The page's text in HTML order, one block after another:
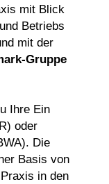
mit Blick
Betriebs
mit der
Gruppe
Ihre Ein
oder
Die
Basis von
in den